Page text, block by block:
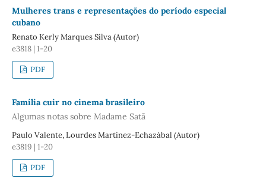
Mulheres trans e representações do período especial
cubano
Renato Kerly Marques Silva (Autor)
e3818 | 1-20
PDF
Família cuir no cinema brasileiro
Algumas notas sobre Madame Satã
Paulo Valente, Lourdes Martinez-Echazábal (Autor)
e3819 | 1-20
PDF